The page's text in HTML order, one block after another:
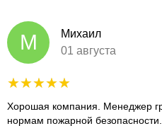
М
Михаил
01 августа
Хорошая компания. Менеджер
нормам пожарной